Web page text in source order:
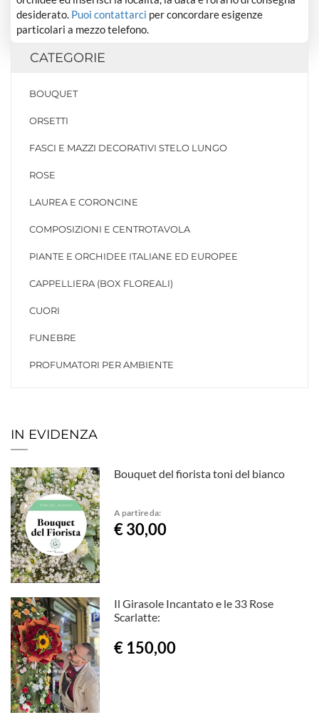
desiderato. Puoi contattarci per concordare esigenze
particolari a mezzo telefono.
CATEGORIE
BOUQUET
ORSETTI
FASCI E MAZZI DECORATIVI STELO LUNGO
ROSE
LAUREA E CORONCINE
COMPOSIZIONI E CENTROTAVOLA
PIANTE E ORCHIDEE ITALIANE ED EUROPEE
CAPPELLIERA (BOX FLOREALI)
CUORI
FUNEBRE
PROFUMATORI PER AMBIENTE
IN EVIDENZA
Bouquet del fiorista toni del bianco
A partire da:
€ 30,00
Il Girasole Incantato e le 33 Rose
Scarlatte:
€ 150,00